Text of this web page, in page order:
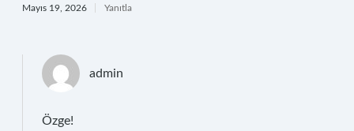
Mayıs 19, 2026 Yanıtla
admin
Özge!